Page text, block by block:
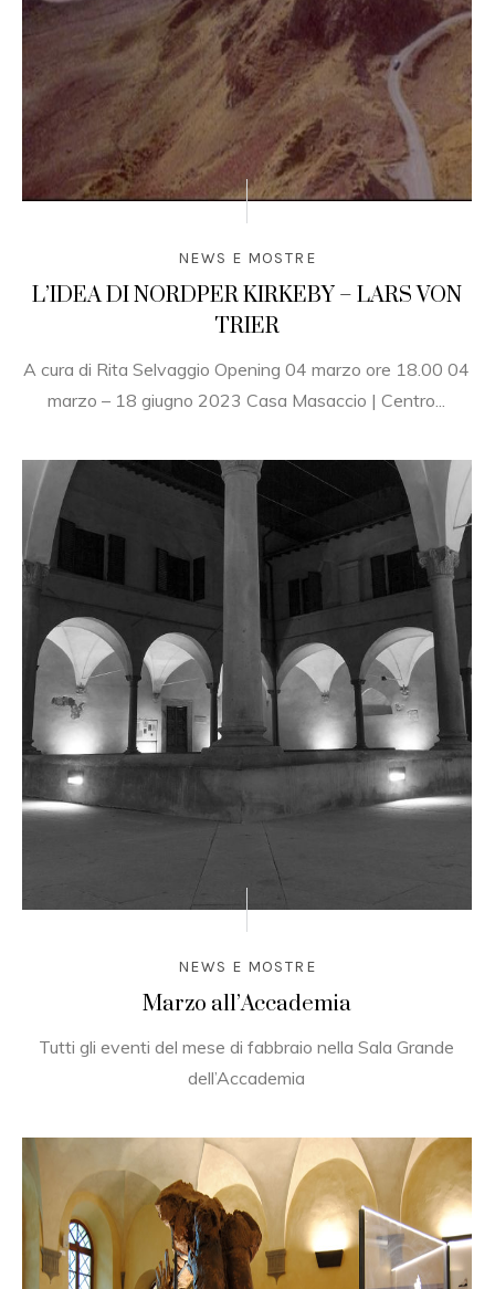
NEWS E MOSTRE
L’IDEA DI NORDPER KIRKEBY – LARS VON
TRIER
A cura di Rita Selvaggio Opening 04 marzo ore 18.00 04
marzo – 18 giugno 2023 Casa Masaccio | Centro...
NEWS E MOSTRE
Marzo all’Accademia
Tutti gli eventi del mese di fabbraio nella Sala Grande
dell’Accademia